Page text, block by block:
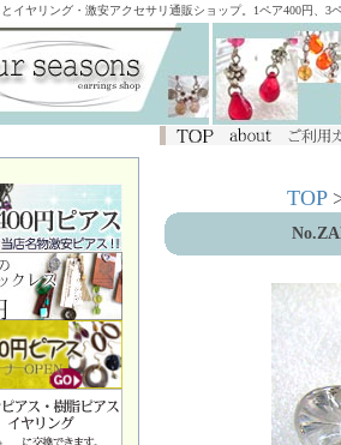
イヤリング・激安アクセサリ通販ショップ。1ペア400円、
TOP